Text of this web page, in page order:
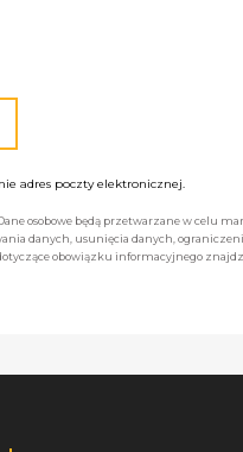
adres poczty elektronicznej.
osobowe będą przetwarzane w celu
danych, usunięcia danych,
obowiązku informacyjnego